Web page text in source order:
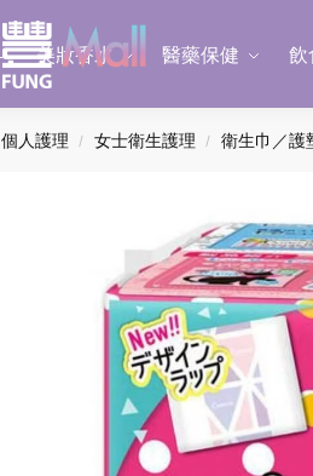
美妝香水 醫藥保健 飲
個人護理 / 女士衛生護理 / 衛生巾／護